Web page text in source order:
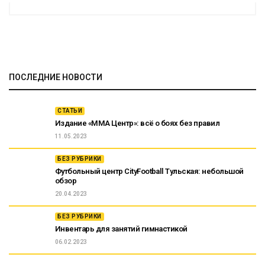
ПОСЛЕДНИЕ НОВОСТИ
СТАТЬИ
Издание «ММА Центр»: всё о боях без правил
11.05.2023
БЕЗ РУБРИКИ
Футбольный центр CityFootball Тульская: небольшой
обзор
20.04.2023
БЕЗ РУБРИКИ
Инвентарь для занятий гимнастикой
06.02.2023